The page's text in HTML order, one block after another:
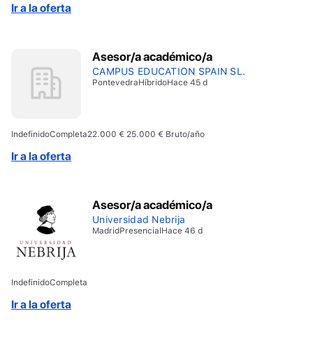
proactivo/a y tengas ambición por crecer dentro de
Ir a la oferta
Asesor/a académico/a
CAMPUS EDUCATION SPAIN SL.
PontevedraHíbridoHace 45 d
IndefinidoCompleta22.000 € 25.000 € Bruto/año
Ir a la oferta
Asesor/a académico/a
Universidad Nebrija
MadridPresencialHace 46 d
IndefinidoCompleta
Ir a la oferta